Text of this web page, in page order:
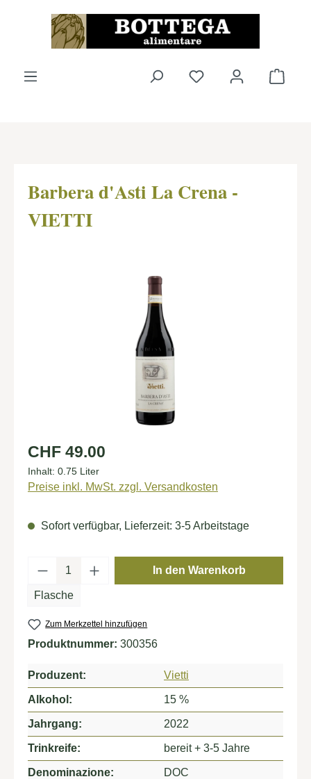
Zum Hauptinhalt springen
Du hast 0 Produkte
Barbera d'Asti La Crena -
VIETTI
Bildergalerie überspringen
Regulärer Preis:
CHF 49.00
Inhalt: 0.75 Liter
Preise inkl. MwSt. zzgl. Versandkosten
Sofort verfügbar, Lieferzeit: 3-5 Arbeitstage
Produkt Anzahl: Gib den gewünschten
Flasche
In den Warenkorb
Zum Merkzettel hinzufügen
Produktnummer: 300356
Produzent: Vietti
Alkohol: 15 %
Jahrgang: 2022
Trinkreife: bereit + 3-5 Jahre
Denominazione: DOC